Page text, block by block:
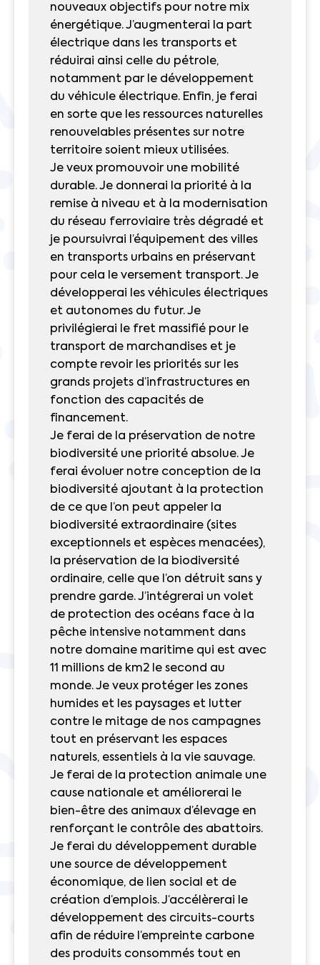
nouveaux objectifs pour notre mix
énergétique. J’augmenterai la part
électrique dans les transports et
réduirai ainsi celle du pétrole,
notamment par le développement
du véhicule électrique. Enfin, je ferai
en sorte que les ressources naturelles
renouvelables présentes sur notre
territoire soient mieux utilisées.
Je veux promouvoir une mobilité
durable. Je donnerai la priorité à la
remise à niveau et à la modernisation
du réseau ferroviaire très dégradé et
je poursuivrai l’équipement des villes
en transports urbains en préservant
pour cela le versement transport. Je
développerai les véhicules électriques
et autonomes du futur. Je
privilégierai le fret massifié pour le
transport de marchandises et je
compte revoir les priorités sur les
grands projets d’infrastructures en
fonction des capacités de
financement.
Je ferai de la préservation de notre
biodiversité une priorité absolue. Je
ferai évoluer notre conception de la
biodiversité ajoutant à la protection
de ce que l’on peut appeler la
biodiversité extraordinaire (sites
exceptionnels et espèces menacées),
la préservation de la biodiversité
ordinaire, celle que l’on détruit sans y
prendre garde. J’intégrerai un volet
de protection des océans face à la
pêche intensive notamment dans
notre domaine maritime qui est avec
11 millions de km2 le second au
monde. Je veux protéger les zones
humides et les paysages et lutter
contre le mitage de nos campagnes
tout en préservant les espaces
naturels, essentiels à la vie sauvage.
Je ferai de la protection animale une
cause nationale et améliorerai le
bien-être des animaux d’élevage en
renforçant le contrôle des abattoirs.
Je ferai du développement durable
une source de développement
économique, de lien social et de
création d’emplois. J’accélèrerai le
développement des circuits-courts
afin de réduire l’empreinte carbone
des produits consommés tout en